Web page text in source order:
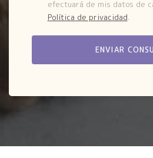
efectuará de mis datos de
Política de privacidad.